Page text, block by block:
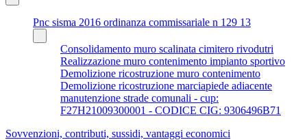
Pnc sisma 2016 ordinanza commissariale n 129 13
Consolidamento muro scalinata cimitero rivodutri
Realizzazione muro contenimento impianto sportivo
Demolizione ricostruzione muro contenimento
Demolizione ricostruzione marciapiede adiacente
manutenzione strade comunali - cup:
F27H21009300001 - CODICE CIG: 9306496B71
Sovvenzioni, contributi, sussidi, vantaggi economici